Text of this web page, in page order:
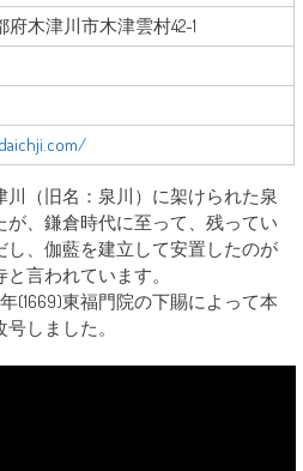
府木津川市木津雲村42-1
（旧名：泉川）に架けられた泉
、鎌倉時代に至って、残ってい
、伽藍を建立して安置したのが
言われています。
(1669)東福門院の下賜によって本
しました。